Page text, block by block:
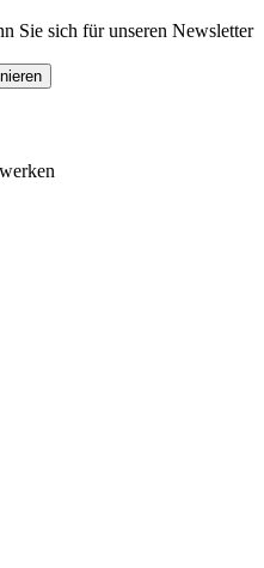
Sie sich für unseren Newsletter